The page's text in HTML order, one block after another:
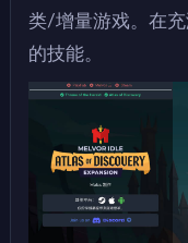
类/增量游戏。在
的技能。